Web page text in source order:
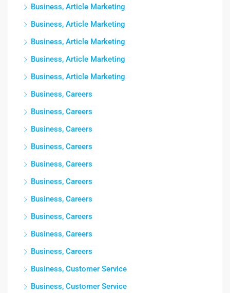
Business, Article Marketing
Business, Article Marketing
Business, Article Marketing
Business, Article Marketing
Business, Article Marketing
Business, Careers
Business, Careers
Business, Careers
Business, Careers
Business, Careers
Business, Careers
Business, Careers
Business, Careers
Business, Careers
Business, Careers
Business, Customer Service
Business, Customer Service